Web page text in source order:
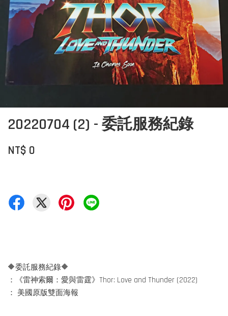
20220704 (2) - 委託服務紀錄
NT$ 0
🔶委託服務紀錄🔶
：《雷神索爾：愛與雷霆》Thor: Love and Thunder (2022)
： 美國原版雙面海報